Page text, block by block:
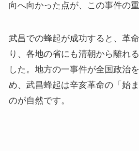
向へ向かった点が、この事件の
武昌での蜂起が成功すると、革
り、各地の省にも清朝から離れ
した。地方の一事件が全国政治
め、武昌蜂起は辛亥革命の「始
のが自然です。